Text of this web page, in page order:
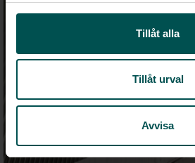
Tillåt alla
Tillåt urval
Avvisa